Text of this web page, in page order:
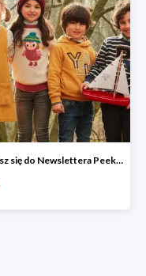
Zapisz się do Newslettera Peek&Cloppenburg i odbierz 15% zniżki